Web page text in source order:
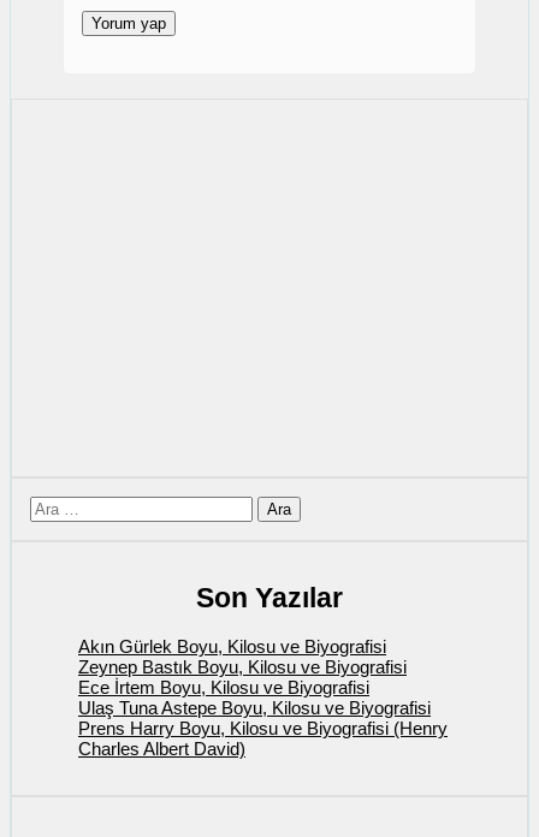
için
ara
Son Yazılar
Akın Gürlek Boyu, Kilosu ve Biyografisi
Zeynep Bastık Boyu, Kilosu ve Biyografisi
Ece İrtem Boyu, Kilosu ve Biyografisi
Ulaş Tuna Astepe Boyu, Kilosu ve Biyografisi
Prens Harry Boyu, Kilosu ve Biyografisi (Henry
Charles Albert David)